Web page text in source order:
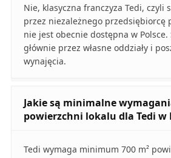
Nie, klasyczna franczyza Tedi, czyli
przez niezależnego przedsiębiorcę
nie jest obecnie dostępna w Polsce.
głównie przez własne oddziały i
wynajęcia.
Jakie są minimalne
powierzchni lokalu dla Tedi w
Tedi wymaga minimum 700 m²